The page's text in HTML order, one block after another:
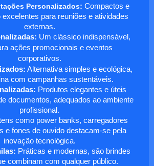
Personalizados: Compactos e
para reuniões e atividades
externas.
Um clássico indispensável,
ações promocionais e eventos
corporativos.
Alternativa simples e ecológica,
com campanhas sustentáveis.
Produtos elegantes e úteis
documentos, adequados ao ambiente
profissional.
como power banks, carregadores
e fones de ouvido destacam-se pela
inovação tecnológica.
Práticas e modernas, são brindes
combinam com qualquer público.